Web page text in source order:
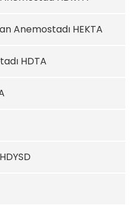
Anemostadı HEKTA
HDTA